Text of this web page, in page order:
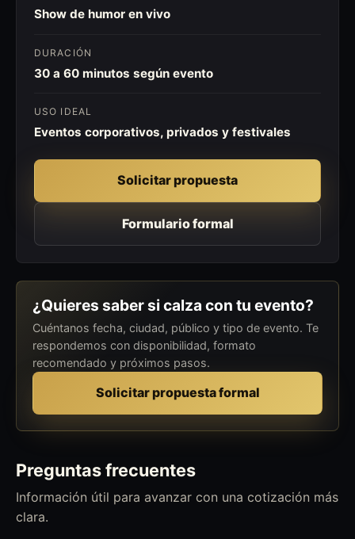
Show de humor en vivo
DURACIÓN
30 a 60 minutos según evento
USO IDEAL
Eventos corporativos, privados y festivales
Solicitar propuesta
Formulario formal
¿Quieres saber si calza con tu evento?
Cuéntanos fecha, ciudad, público y tipo de evento. Te
respondemos con disponibilidad, formato
recomendado y próximos pasos.
Solicitar propuesta formal
Preguntas frecuentes
Información útil para avanzar con una cotización más
clara.